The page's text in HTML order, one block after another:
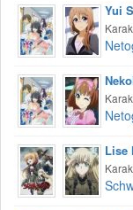
Yui
Lise